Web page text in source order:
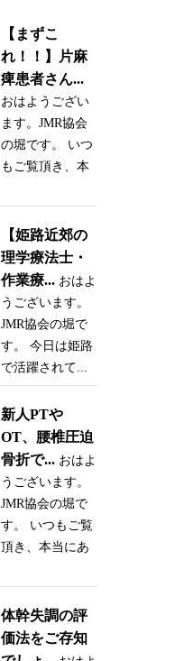
【まずこ
れ！！】片麻
痺患者さん...
おはようござい
ます。JMR協会
の堀です。 いつ
もご覧頂き、本
【姫路近郊の
理学療法士・
作業療... おはよ
うございます。
JMR協会の堀で
す。 今日は姫路
で活躍されて...
新人PTや
OT、腰椎圧迫
骨折で... おはよ
うございます。
JMR協会の堀で
す。 いつもご覧
頂き、本当にあ
体幹失調の評
価法をご存知